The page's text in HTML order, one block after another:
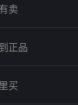
卖
正品
买